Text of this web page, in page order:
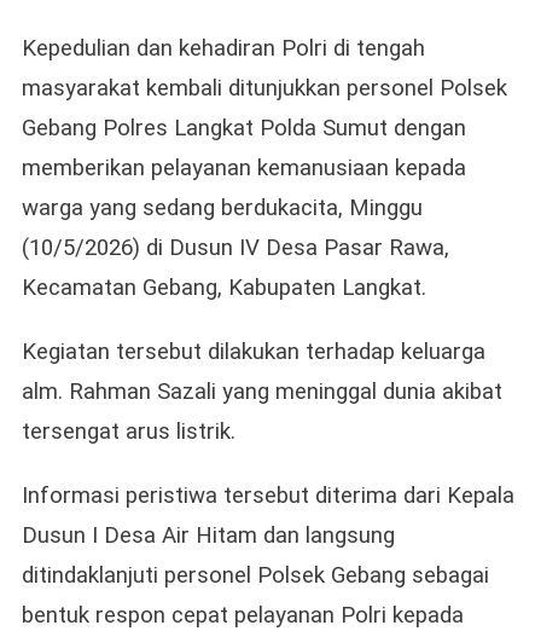
Untuk
Kepedulian dan kehadiran Polri di tengah
masyarakat kembali ditunjukkan personel Polsek
Gebang Polres Langkat Polda Sumut dengan
memberikan pelayanan kemanusiaan kepada
warga yang sedang berdukacita, Minggu
(10/5/2026) di Dusun IV Desa Pasar Rawa,
Kecamatan Gebang, Kabupaten Langkat.
Kegiatan tersebut dilakukan terhadap keluarga
alm. Rahman Sazali yang meninggal dunia akibat
tersengat arus listrik.
Informasi peristiwa tersebut diterima dari Kepala
Dusun I Desa Air Hitam dan langsung
ditindaklanjuti personel Polsek Gebang sebagai
bentuk respon cepat pelayanan Polri kepada